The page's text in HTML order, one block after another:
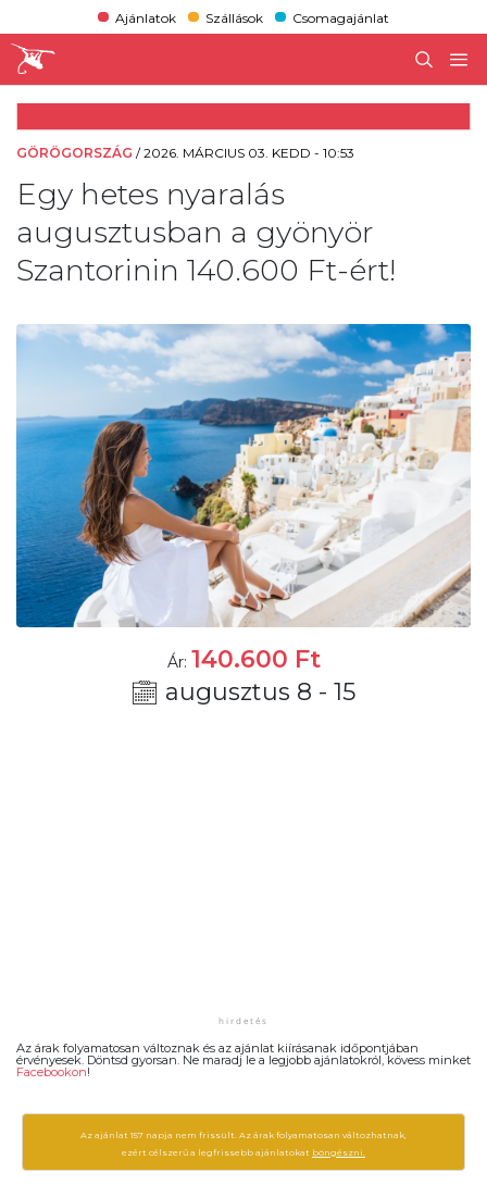
Ajánlatok Szállások Csomagajánlat
GÖRÖGORSZÁG /2026. MÁRCIUS 03. KEDD - 10:53
Egy hetes nyaralás
augusztusban a gyönyör
Szantorinin 140.600 Ft-ért!
Ár: 140.600 Ft
augusztus 8 - 15
Az árak folyamatosan változnak és az ajánlat kiírásanak időpontjában
érvényesek. Döntsd gyorsan. Ne maradj le a legjobb ajánlatokról, kövess minket
Facebookon!
Az ajánlat 157 napja nem frissült. Az árak folyamatosan változhatnak,
ezért célszerű a legfrissebb ajánlatokat böngészni.